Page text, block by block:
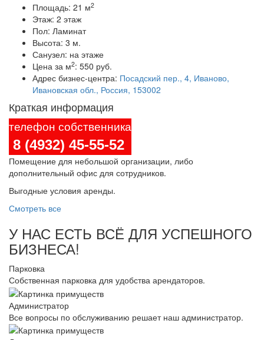
Площадь: 21 м2
Этаж: 2 этаж
Пол: Ламинат
Высота: 3 м.
Санузел: на этаже
Цена за м2: 550 руб.
Адрес бизнес-центра: Посадский пер., 4, Иваново,
Ивановская обл., Россия, 153002
Краткая информация
телефон собственника
8 (4932) 45-55-52
Помещение для небольшой организации, либо
дополнительный офис для сотрудников.
Выгодные условия аренды.
Смотреть все
У НАС ЕСТЬ ВСЁ ДЛЯ УСПЕШНОГО
БИЗНЕСА!
Парковка
Собственная парковка для удобства арендаторов.
Администратор
Все вопросы по обслуживанию решает наш администратор.